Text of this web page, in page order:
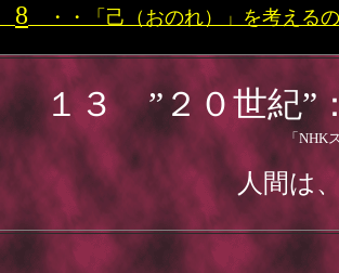
8 ・・「己（おのれ）」を考える
１３ ”２０世紀”
「
人間は